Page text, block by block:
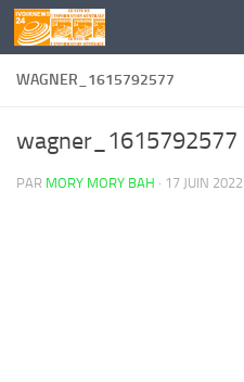
Skip to content
WAGNER_1615792577
wagner_1615792577
PAR MORY MORY BAH · 17 JUIN 2022